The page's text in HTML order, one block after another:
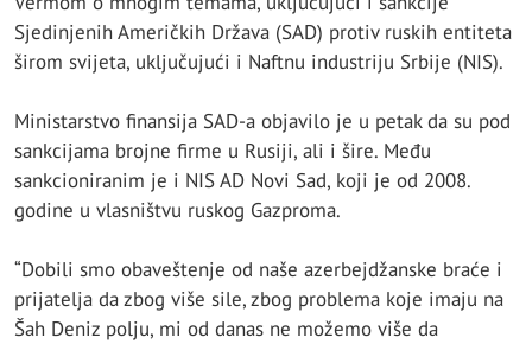
Sjedinjenih Američkih Država (SAD) protiv ruskih entiteta
širom svijeta, uključujući i Naftnu industriju Srbije (NIS).
Ministarstvo finansija SAD-a objavilo je u petak da su pod
sankcijama brojne firme u Rusiji, ali i šire. Među
sankcioniranim je i NIS AD Novi Sad, koji je od 2008.
godine u vlasništvu ruskog Gazproma.
“Dobili smo obaveštenje od naše azerbejdžanske braće i
prijatelja da zbog više sile, zbog problema koje imaju na
Šah Deniz polju, mi od danas ne možemo više da